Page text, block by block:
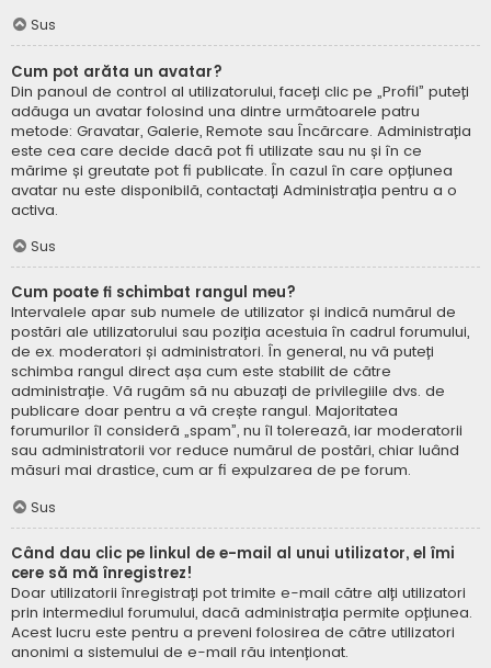
Sus
Cum pot arăta un avatar?
Din panoul de control al utilizatorului, faceți clic pe „Profil” puteți
adăuga un avatar folosind una dintre următoarele patru
metode: Gravatar, Galerie, Remote sau Încărcare. Administrația
este cea care decide dacă pot fi utilizate sau nu și în ce
mărime și greutate pot fi publicate. În cazul în care opțiunea
avatar nu este disponibilă, contactați Administrația pentru a o
activa.
Sus
Cum poate fi schimbat rangul meu?
Intervalele apar sub numele de utilizator și indică numărul de
postări ale utilizatorului sau poziția acestuia în cadrul forumului,
de ex. moderatori și administratori. În general, nu vă puteți
schimba rangul direct așa cum este stabilit de către
administrație. Vă rugăm să nu abuzați de privilegiile dvs. de
publicare doar pentru a vă crește rangul. Majoritatea
forumurilor îl consideră „spam”, nu îl tolerează, iar moderatorii
sau administratorii vor reduce numărul de postări, chiar luând
măsuri mai drastice, cum ar fi expulzarea de pe forum.
Sus
Când dau clic pe linkul de e-mail al unui utilizator, el îmi
cere să mă înregistrez!
Doar utilizatorii înregistrați pot trimite e-mail către alți utilizatori
prin intermediul forumului, dacă administrația permite opțiunea.
Acest lucru este pentru a preveni folosirea de către utilizatori
anonimi a sistemului de e-mail rău intenționat.